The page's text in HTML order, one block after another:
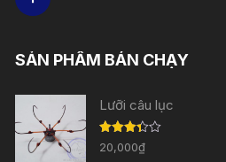
SẢN PHẨM BÁN CHẠY
Lưỡi câu lục
Được
xếp
20,000₫